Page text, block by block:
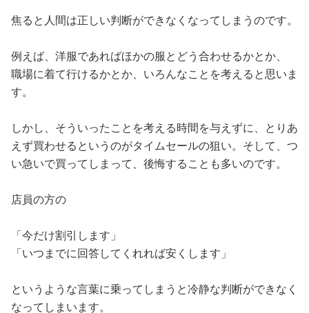
焦ると人間は正しい判断ができなくなってしまうのです。
例えば、洋服であればほかの服とどう合わせるかとか、
職場に着て行けるかとか、いろんなことを考えると思いま
す。
しかし、そういったことを考える時間を与えずに、とりあ
えず買わせるというのがタイムセールの狙い。そして、つ
い急いで買ってしまって、後悔することも多いのです。
店員の方の
「今だけ割引します」
「いつまでに回答してくれれば安くします」
というような言葉に乗ってしまうと冷静な判断ができなく
なってしまいます。